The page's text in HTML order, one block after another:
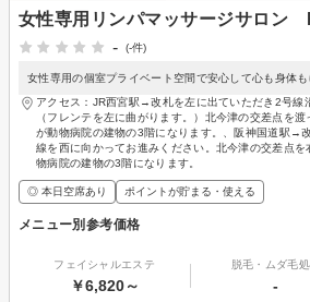
女性専用リンパマッサージサロン
-
(-件)
女性専用の個室プライベート空間で安心して心も身体も
アクセス：JR西宮駅→改札を左に出ていただき2号線
（フレンテを左に曲がります。）北今津の交差点を
が動物病院の建物の3階になります。、阪神国道駅→
線を西に向かってお進みください。北今津の交差点
物病院の建物の3階になります。
◎ 本日空席あり ポイントが貯まる・使える
メニュー別参考価格
フェイシャルエステ
￥6,820～
脱毛・ムダ毛
-